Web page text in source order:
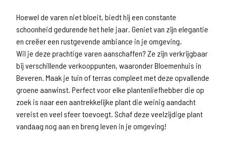
Hoewel de varen niet bloeit, biedt hij een constante
schoonheid gedurende het hele jaar. Geniet van zijn elegantie
en creëer een rustgevende ambiance in je omgeving.
Wil je deze prachtige varen aanschaffen? Ze zijn verkrijgbaar
bij verschillende verkooppunten, waaronder Bloemenhuis in
Beveren. Maak je tuin of terras compleet met deze opvallende
groene aanwinst. Perfect voor elke plantenliefhebber die op
zoek is naar een aantrekkelijke plant die weinig aandacht
vereist en veel sfeer toevoegt. Schaf deze veelzijdige plant
vandaag nog aan en breng leven in je omgeving!